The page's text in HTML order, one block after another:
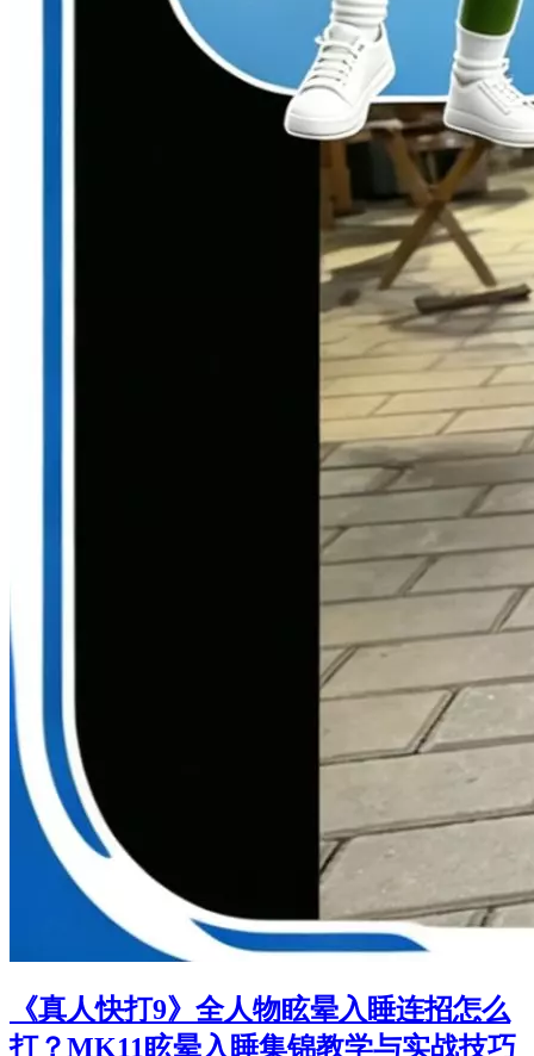
《真人快打9》全人物眩晕入睡连招怎么
打？MK11眩晕入睡集锦教学与实战技巧